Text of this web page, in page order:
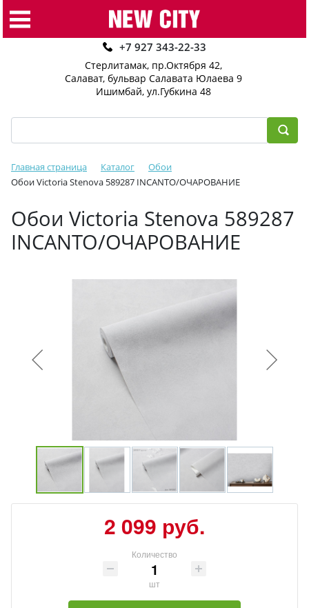
+7 927 343-22-33
Стерлитамак, пр.Октября 42,
Салават, бульвар Салавата Юлаева 9
Ишимбай, ул.Губкина 48
Главная страница Каталог
Обои
Обои Victoria Stenova 589287 INCANTO/ОЧАРОВАНИЕ
Обои Victoria Stenova 589287
INCANTO/ОЧАРОВАНИЕ
2 099 руб.
Количество
шт